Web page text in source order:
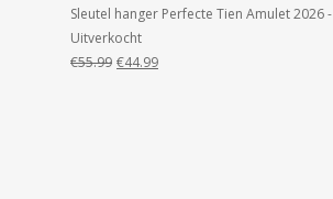
Sleutel hanger Perfecte Tien Amulet 2026 -
Uitverkocht
€55.99 Oorspronkelijke
€44.99Huidige